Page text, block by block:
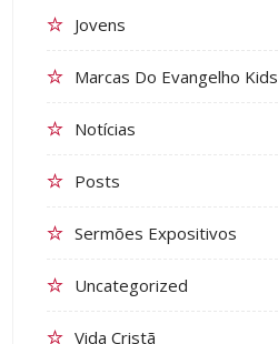
Jovens
Marcas Do Evangelho Kids
Notícias
Posts
Sermões Expositivos
Uncategorized
Vida Cristã